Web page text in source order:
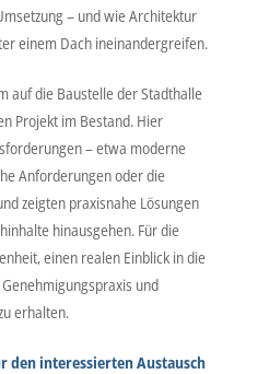
– und wie Architektur
einem Dach ineinandergreifen.
auf die Baustelle der Stadthalle
Projekt im Bestand. Hier
– etwa moderne
Anforderungen oder die
zeigten praxisnahe Lösungen
hinausgehen. Für die
einen realen Einblick in die
und
erhalten.
den interessierten Austausch